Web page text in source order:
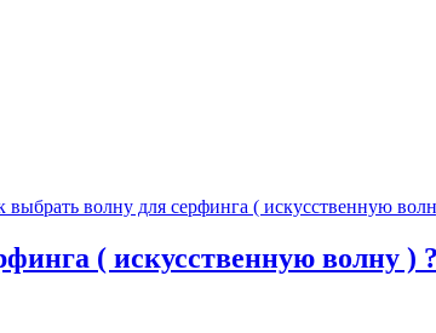
выбрать волну для серфинга ( искусственную
( искусственную волну ) ?